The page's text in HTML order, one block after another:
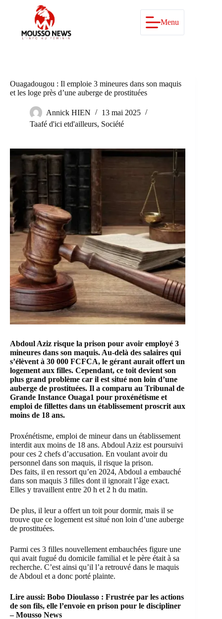
Menu
Ouagadougou : Il emploie 3 mineures dans son maquis
et les loge près d’une auberge de prostituées
Annick HIEN
13 mai 2025
Taafé d'ici etd'ailleurs, Société
Abdoul Aziz risque la prison pour avoir employé 3
mineures dans son maquis. Au-delà des salaires qui
s’élèvent à 30 000 FCFCA, le gérant aurait offert un
logement aux filles. Cependant, ce toit devient son
plus grand problème car il est situé non loin d’une
auberge de prostituées. Il a comparu au Tribunal de
Grande Instance Ouaga1 pour proxénétisme et
emploi de fillettes dans un établissement proscrit aux
moins de 18 ans.
Proxénétisme, emploi de mineur dans un établissement
interdit aux moins de 18 ans. Abdoul Aziz est poursuivi
pour ces 2 chefs d’accusation. En voulant avoir du
personnel dans son maquis, il risque la prison.
Des faits, il en ressort qu’en 2024, Abdoul a embauché
dans son maquis 3 filles dont il ignorait l’âge exact.
Elles y travaillent entre 20 h et 2 h du matin.
De plus, il leur a offert un toit pour dormir, mais il se
trouve que ce logement est situé non loin d’une auberge
de prostituées.
Parmi ces 3 filles nouvellement embauchées figure une
qui avait fugué du domicile familial et le père était à sa
recherche. C’est ainsi qu’il l’a retrouvé dans le maquis
de Abdoul et a donc porté plainte.
Lire aussi: Bobo Dioulasso : Frustrée par les actions
de son fils, elle l’envoie en prison pour le discipliner
– Mousso News